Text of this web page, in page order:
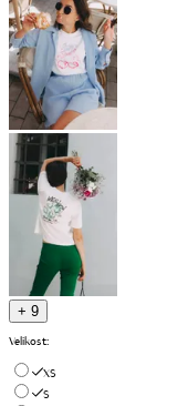
+ 9
Velikost:
XS
S